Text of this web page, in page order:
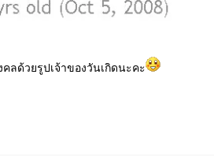
ลด้วยรูปเจ้าของวันเกิดนะคะ